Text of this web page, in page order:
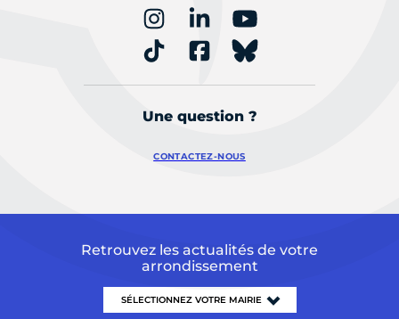
Une question ?
CONTACTEZ-NOUS
Retrouvez les actualités de votre
arrondissement